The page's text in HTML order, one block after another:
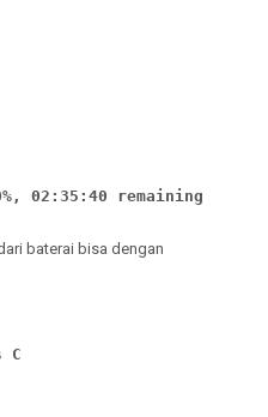
02:35:40 remaining
baterai bisa dengan
C